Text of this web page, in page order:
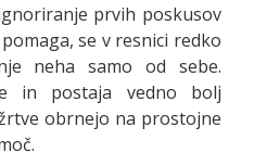
prvih poskusov
se v resnici redko
neha samo od sebe.
in postaja vedno bolj
obrnejo na prostojne